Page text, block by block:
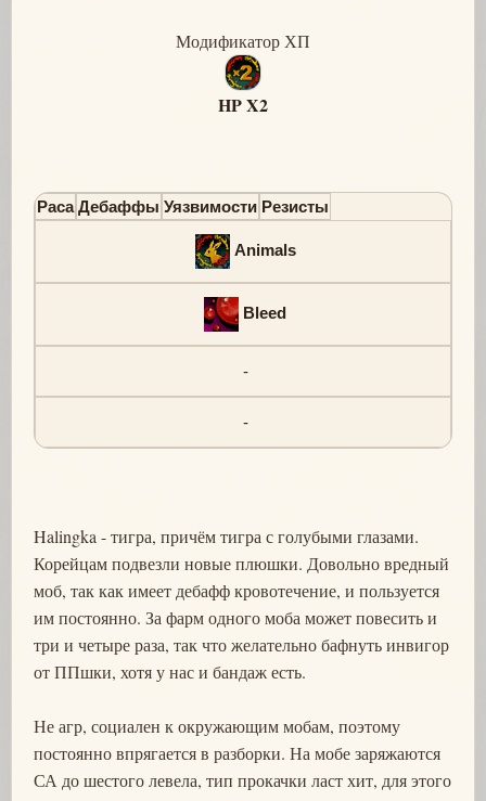
Модификатор ХП
HP X2
Раса Дебаффы Уязвимости Резисты
Animals
Bleed
-
-
Halingka - тигра, причём тигра с голубыми глазами.
Корейцам подвезли новые плюшки. Довольно вредный
моб, так как имеет дебафф кровотечение, и пользуется
им постоянно. За фарм одного моба может повесить и
три и четыре раза, так что желательно бафнуть инвигор
от ППшки, хотя у нас и бандаж есть.
Не агр, социален к окружающим мобам, поэтому
постоянно впрягается в разборки. На мобе заряжаются
СА до шестого левела, тип прокачки ласт хит, для этого